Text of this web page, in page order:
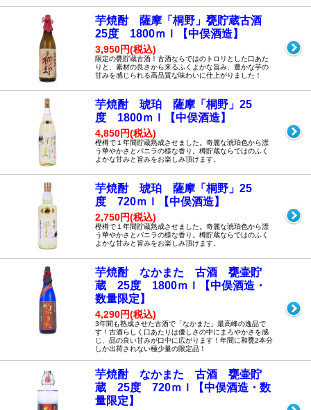
芋焼酎 薩摩「桐野」甕貯蔵古酒
25度 1800ｍｌ【中俣酒造】
3,950円(税込)
限定の甕貯蔵古酒！古酒ならではのトロリとした口あた
りと、素材の良さから来るふくよかな旨み、豊かな芋の
甘みを感じられる高品質な味わいに仕上がりました！
芋焼酎 琥珀 薩摩「桐野」25
度 1800ｍｌ【中俣酒造】
4,850円(税込)
樫樽で１年間貯蔵熟成させました。奇麗な琥珀色から漂
う華やかさとバニラの様な香り。樽貯蔵ならではのふく
よかな甘みと旨みをお楽しみ頂けます。
芋焼酎 琥珀 薩摩「桐野」25
度 720ｍｌ【中俣酒造】
2,750円(税込)
樫樽で１年間貯蔵熟成させました。奇麗な琥珀色から漂
う華やかさとバニラの様な香り。樽貯蔵ならではのふく
よかな甘みと旨みをお楽しみ頂けます。
芋焼酎 なかまた 古酒 甕壷貯
蔵 25度 1800ｍｌ【中俣酒造・
数量限定】
4,290円(税込)
3年間も熟成させた古酒で「なかまた」最高峰の逸品で
す！古酒らしく口あたりは優しさの中にまろやかさを感
じ、品の良い甘みが口中に広がります！年間に和甕2本分
しか出荷されない極少量の限定品！
芋焼酎 なかまた 古酒 甕壷貯
蔵 25度 720ｍｌ【中俣酒造・数
量限定】